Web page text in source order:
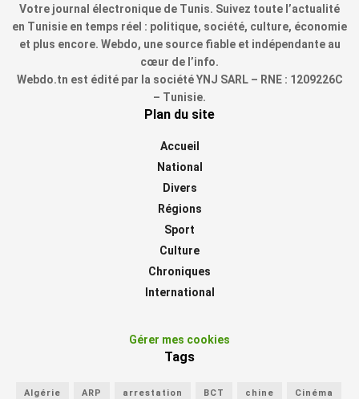
Votre journal électronique de Tunis. Suivez toute l’actualité
en Tunisie en temps réel : politique, société, culture, économie
et plus encore. Webdo, une source fiable et indépendante au
cœur de l’info.
Webdo.tn est édité par la société YNJ SARL – RNE : 1209226C
– Tunisie.
Plan du site
Accueil
National
Divers
Régions
Sport
Culture
Chroniques
International
Gérer mes cookies
Tags
Algérie ARP arrestation BCT chine Cinéma